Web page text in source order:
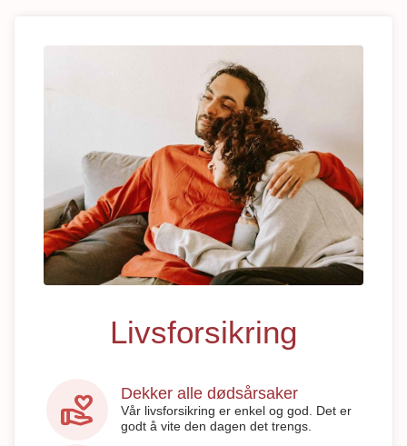
Livsforsikring
volunteer_activism Dekker alle dødsårsaker
Vår livsforsikring er enkel og god. Det er
godt å vite den dagen det trengs.